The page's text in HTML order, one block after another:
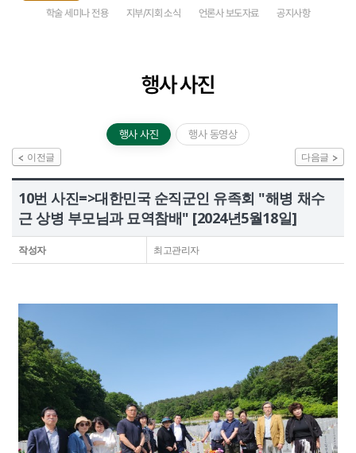
연회비·기부금 안내
HOME 유가족회원 로그인
기부금회원 로그인
유가족 회원가입
기부금 회원가입
학술 세미나 전용 지부/지회 소식 언론사 보도자료 공지사항
행사 사진
행사 사진 행사 동영상
이전글 다음글
10번 사진=>대한민국 순직군인 유족회 "해병 채수
근 상병 부모님과 묘역참배" [2024년5월18일]
작성자 최고관리자